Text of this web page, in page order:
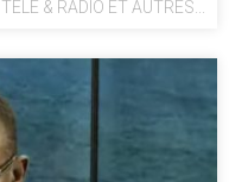
& RADIO ET AUTRES...